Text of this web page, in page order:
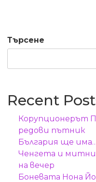
Търсене
Recent
Корупционерът
редови пътник
България ще
Ченгета и
на вечер
Боневата Нона